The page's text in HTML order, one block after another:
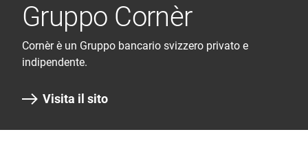
Gruppo Cornèr
Cornèr è un Gruppo bancario svizzero privato e
indipendente.
Visita il sito